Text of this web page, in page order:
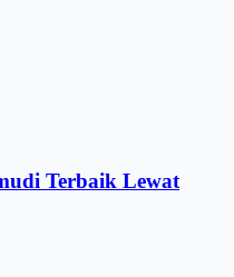
Terbaik Lewat